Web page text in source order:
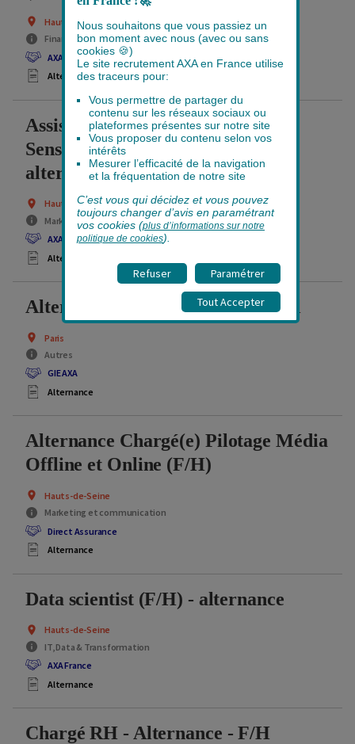
Hauts-de-Seine
Finance et stratégie
AXA France
Alternance
Assistant Communication et
Sensibilisation Cyber (F/H) -
alternance
Hauts-de-Seine
Marketing et communication
AXA France
Alternance
Alternance - Assistant Audiovisuel
Paris
Autres
GIE AXA
Alternance
Alternance Chargé(e) Pilotage Média
Offline et Online (F/H)
Hauts-de-Seine
Marketing et communication
Direct Assurance
Alternance
Data scientist (F/H) - alternance
Hauts-de-Seine
IT, Data & Transformation
AXA France
Alternance
Chargé RH - Alternance - F/H
Nous souhaitons que vous passiez un
bon moment avec nous (avec ou sans
cookies 🍪)
Le site recrutement AXA en France utilise
des traceurs pour:
Vous permettre de partager du
contenu sur les réseaux sociaux ou
plateformes présentes sur notre site
Vous proposer du contenu selon vos
intérêts
Mesurer l’efficacité de la navigation
et la fréquentation de notre site
C’est vous qui décidez et vous pouvez
toujours changer d’avis en paramétrant
vos cookies (plus d’informations sur notre
politique de cookies).
Refuser
Paramétrer
Tout Accepter